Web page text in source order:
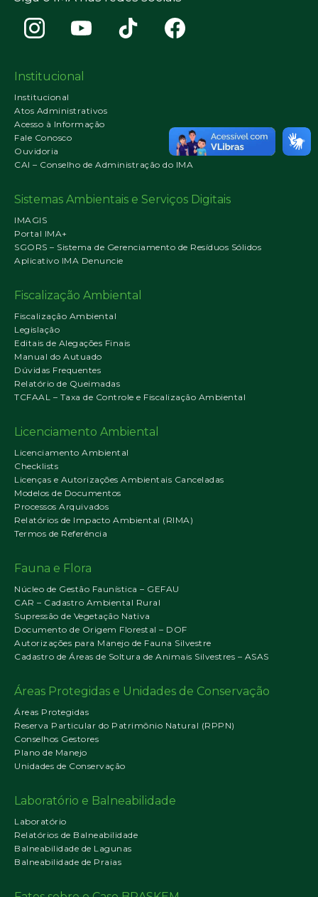
Institucional
Institucional
Atos Administrativos
Acesso à Informação
Fale Conosco
Ouvidoria
CAI – Conselho de Administração do IMA
Sistemas Ambientais e Serviços Digitais
IMAGIS
Portal IMA+
SGORS – Sistema de Gerenciamento de Resíduos Sólidos
Aplicativo IMA Denuncie
Fiscalização Ambiental
Fiscalização Ambiental
Legislação
Editais de Alegações Finais
Manual do Autuado
Dúvidas Frequentes
Relatório de Queimadas
TCFAAL – Taxa de Controle e Fiscalização Ambiental
Licenciamento Ambiental
Licenciamento Ambiental
Checklists
Licenças e Autorizações Ambientais Canceladas
Modelos de Documentos
Processos Arquivados
Relatórios de Impacto Ambiental (RIMA)
Termos de Referência
Fauna e Flora
Núcleo de Gestão Faunística – GEFAU
CAR – Cadastro Ambiental Rural
Supressão de Vegetação Nativa
Documento de Origem Florestal – DOF
Autorizações para Manejo de Fauna Silvestre
Cadastro de Áreas de Soltura de Animais Silvestres – ASAS
Áreas Protegidas e Unidades de Conservação
Áreas Protegidas
Reserva Particular do Patrimônio Natural (RPPN)
Conselhos Gestores
Plano de Manejo
Unidades de Conservação
Laboratório e Balneabilidade
Laboratório
Relatórios de Balneabilidade
Balneabilidade de Lagunas
Balneabilidade de Praias